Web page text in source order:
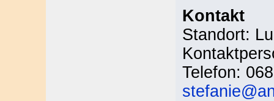
Kontakt
Standort:
Telefon: